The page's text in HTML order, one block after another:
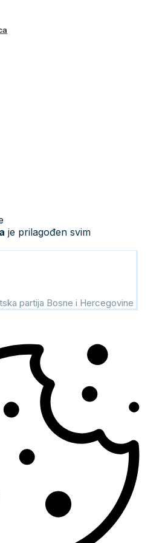
je prilagođen svim
partija Bosne i Hercegovine